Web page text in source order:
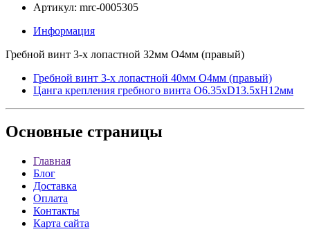
Артикул: mrc-0005305
Информация
Гребной винт 3-х лопастной 32мм O4мм (правый)
Гребной винт 3-х лопастной 40мм O4мм (правый)
Цанга крепления гребного винта O6.35xD13.5xH12мм
Основные страницы
Главная
Блог
Доставка
Оплата
Контакты
Карта сайта